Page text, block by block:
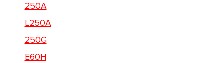
250A
L250A
250G
E60H